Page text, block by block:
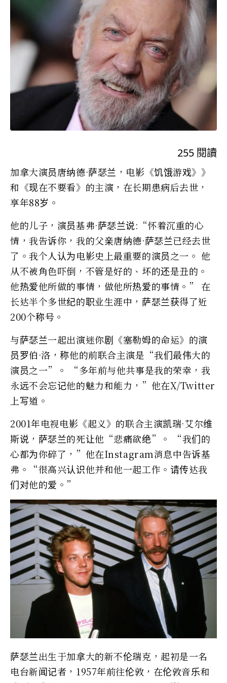
255 閱讀
加拿大演员唐纳德·萨瑟兰，电影《饥饿游戏》》
和《现在不要看》的主演，在长期患病后去世，
享年88岁。
他的儿子，演员基弗·萨瑟兰说:“怀着沉重的心
情，我告诉你，我的父亲唐纳德·萨瑟兰已经去世
了。我个人认为电影史上最重要的演员之一。 他
从不被角色吓倒，不管是好的、坏的还是丑的。
他热爱他所做的事情，做他所热爱的事情。” 在
长达半个多世纪的职业生涯中，萨瑟兰获得了近
200个称号。
与萨瑟兰一起出演迷你剧《塞勒姆的命运》的演
员罗伯·洛，称他的前联合主演是“我们最伟大的
演员之一”。 “多年前与他共事是我的荣幸，我
永远不会忘记他的魅力和能力，”他在X/Twitter
上写道。
2001年电视电影《起义》的联合主演凯瑞·艾尔维
斯说，萨瑟兰的死让他“悲痛欲绝”。 “我们的
心都为你碎了，”他在Instagram消息中告诉基
弗。“很高兴认识他并和他一起工作。请传达我
们对他的爱。”
萨瑟兰出生于加拿大的新不伦瑞克，起初是一名
电台新闻记者，1957年前往伦敦，在伦敦音乐和